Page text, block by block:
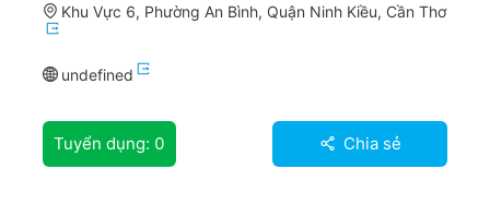
Khu Vực 6, Phường An Bình, Quận Ninh Kiều, Cần Thơ
undefined
Tuyển dụng: 0 Chia sẻ